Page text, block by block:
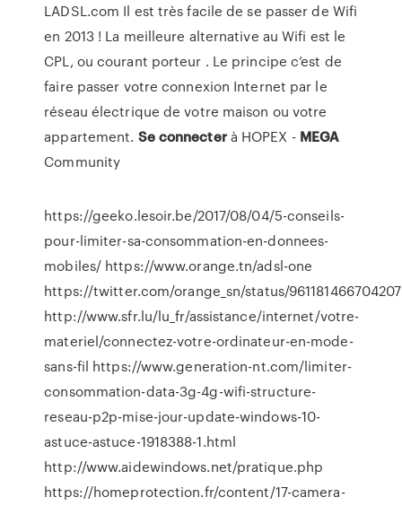
LADSL.com Il est très facile de se passer de Wifi
en 2013 ! La meilleure alternative au Wifi est le
CPL, ou courant porteur . Le principe c’est de
faire passer votre connexion Internet par le
réseau électrique de votre maison ou votre
appartement. Se connecterà HOPEX - MEGA
Community
https://geeko.lesoir.be/2017/08/04/5-conseils-
pour-limiter-sa-consommation-en-donnees-
mobiles/ https://www.orange.tn/adsl-one
https://twitter.com/orange_sn/status/
http://www.sfr.lu/lu_fr/assistance/internet/votre-
materiel/connectez-votre-ordinateur-en-mode-
sans-fil https://www.generation-nt.com/limiter-
consommation-data-3g-4g-wifi-structure-
reseau-p2p-mise-jour-update-windows-10-
astuce-astuce-1918388-1.html
http://www.aidewindows.net/pratique.php
https://homeprotection.fr/content/17-camera-